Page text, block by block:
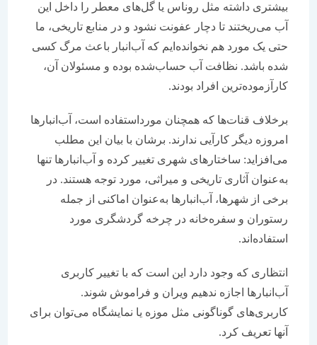
بیشتری داشته مثل روناس یا گل‌های معطر را داخل این
آب می‌ریختند تا دچار عفونت نشود و در منابع تاریخی، ما
حتی یک مورد هم نخوانده‌ایم که آب‌انبار باعث مرگ کسی
شده باشد. نظافت آب حساب‌شده بوده و مسئولان آن،
کارآزموده‌ترین افراد بودند.
برخلاف قنات‌ها که همچنان مورداستفاده است، آب‌انبارها
امروزه دیگر کارآیی ندارند. برشان با بیان این مطلب
می‌افزاید: ساختارهای شهری تغییر کرده و آب‌انبارها تنها
به‌عنوان آثاری تاریخی و میراثی، مورد توجه هستند. در
برخی از شهرها، آب‌انبارها به‌عنوان اماکنی از جمله
رستوران و سفره‌خانه در چرخه گردشگری مورد
استفاده‌اند.
انتظاری که وجود دارد این است که با تغییر کاربری
آب‌انبارها اجازه ندهیم ویران و فراموش شوند.
کاربری‌های گوناگونی مثل موزه یا نمایشگاه می‌توان برای
آنها تعریف کرد.